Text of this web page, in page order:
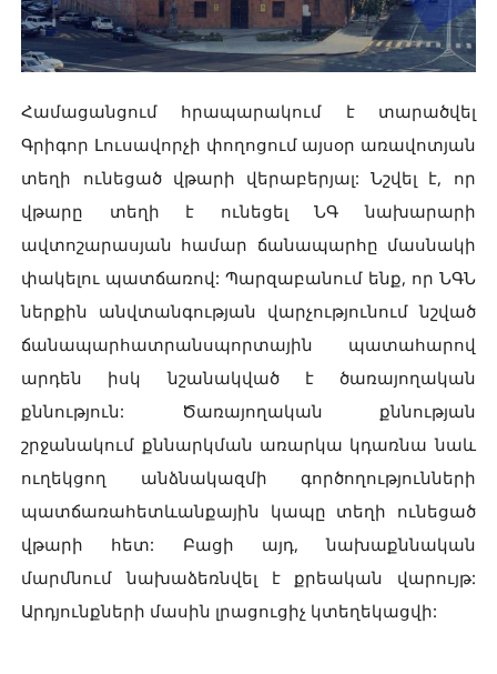
Համացանցում հրապարակում է տարածվել
Գրիգոր Լուսավորչի փողոցում այսօր առավոտյան
տեղի ունեցած վթարի վերաբերյալ: Նշվել է, որ
վթարը տեղի է ունեցել ՆԳ նախարարի
ավտոշարասյան համար ճանապարհը մասնակի
փակելու պատճառով: Պարզաբանում ենք, որ ՆԳՆ
ներքին անվտանգության վարչությունում նշված
ճանապարհատրանսպորտային պատահարով
արդեն իսկ նշանակված է ծառայողական
քննություն: Ծառայողական քննության
շրջանակում քննարկման առարկա կդառնա նաև
ուղեկցող անձնակազմի գործողությունների
պատճառահետևանքային կապը տեղի ունեցած
վթարի հետ: Բացի այդ, նախաքննական
մարմնում նախաձեռնվել է քրեական վարույթ:
Արդյունքների մասին լրացուցիչ կտեղեկացվի: